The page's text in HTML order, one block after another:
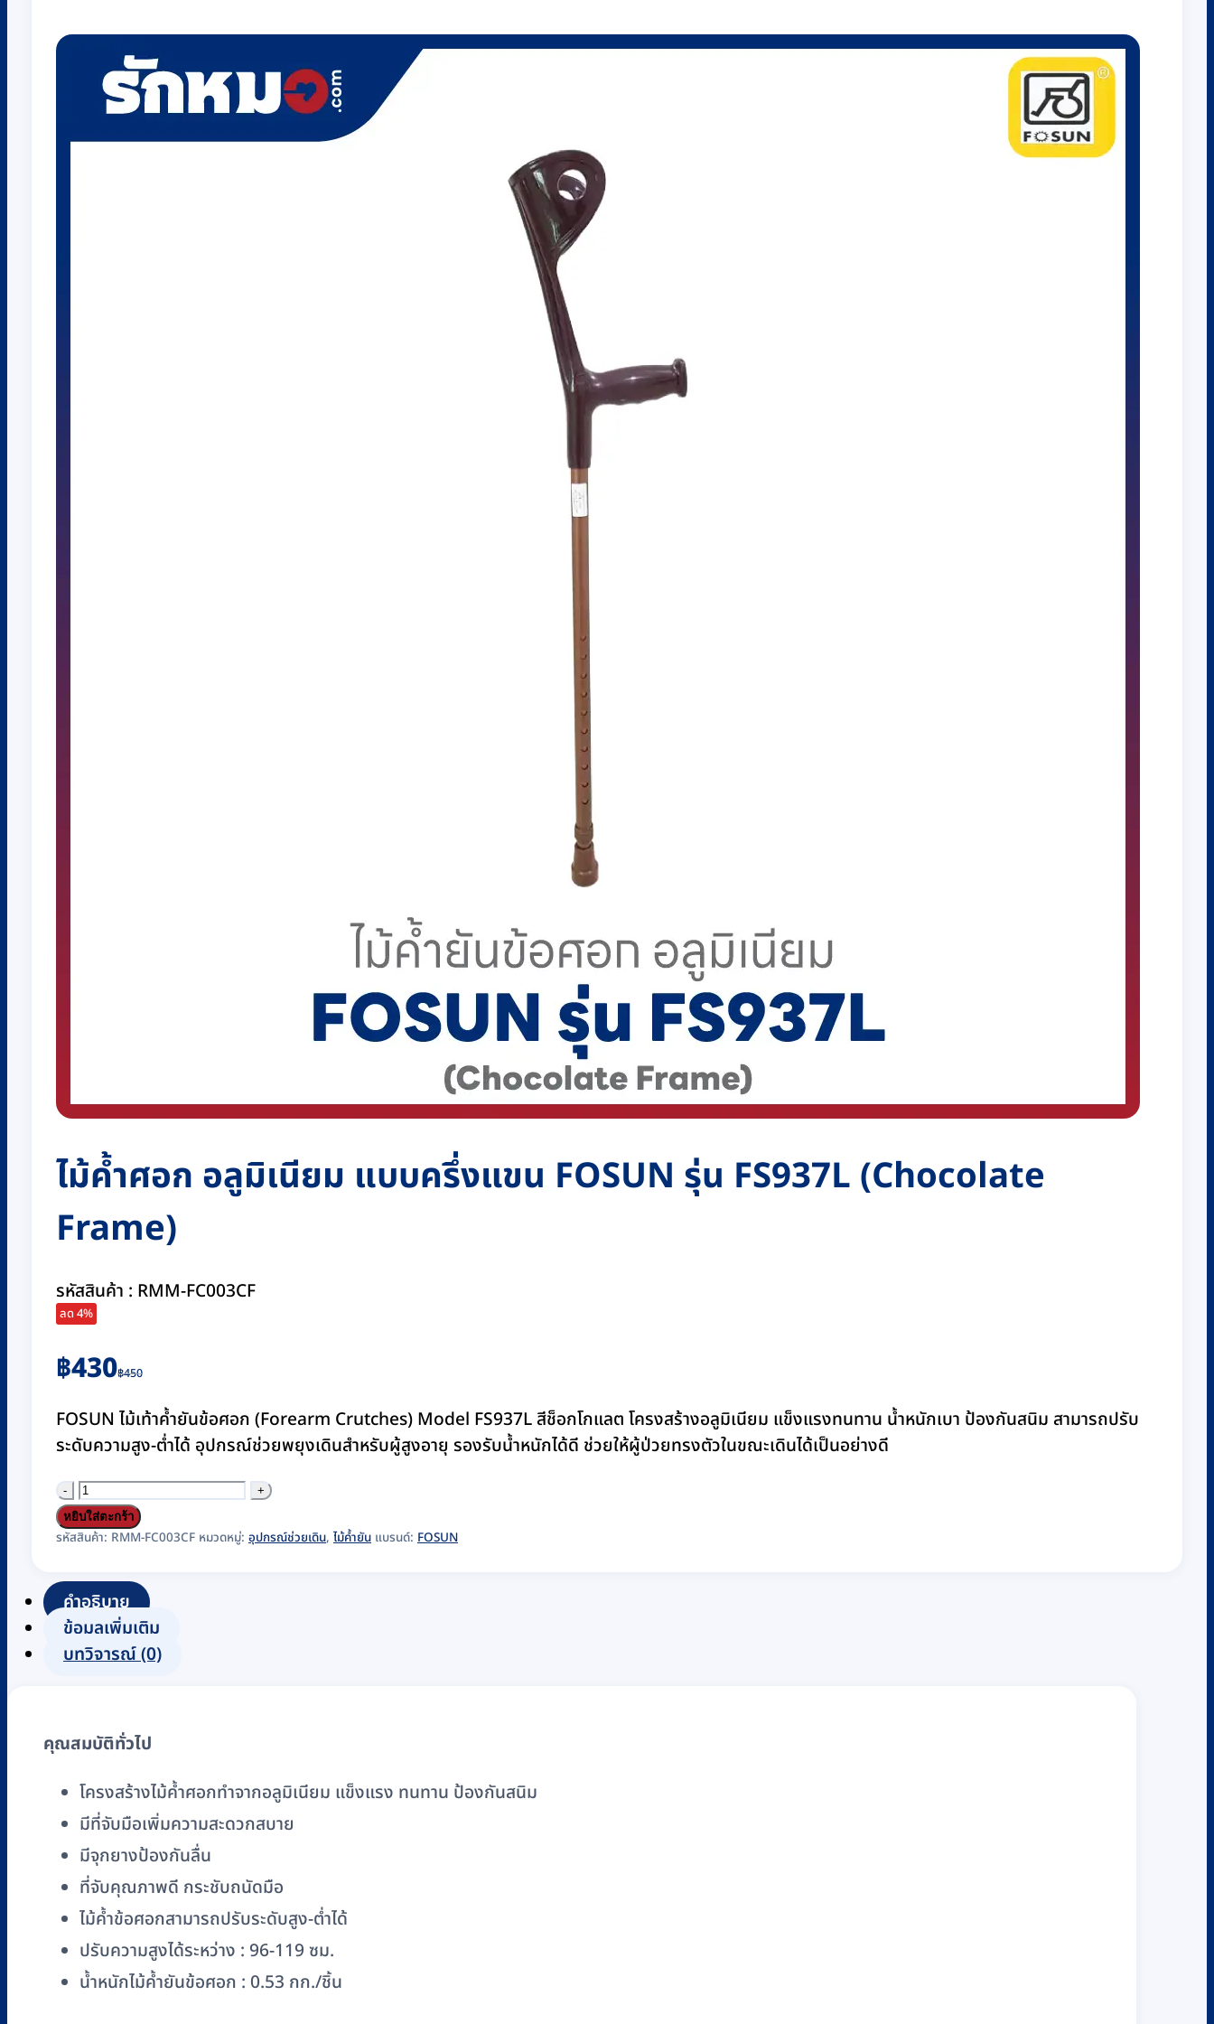
ไม้ค้ำศอก อลูมิเนียม แบบครึ่งแขน FOSUN รุ่น FS937L (Chocolate
Frame)
รหัสสินค้า : RMM-FC003CF
ลด 4%
฿450
Original
price
was:
฿450.
฿430
Current
price
is:
฿430.
FOSUN ไม้เท้าค้ำยันข้อศอก (Forearm Crutches) Model FS937L สีช็อกโกแลต โครงสร้างอลูมิเนียม แข็งแรงทนทาน น้ำหนักเบา ป้องกันสนิม สามารถปรับ
ระดับความสูง-ต่ำได้ อุปกรณ์ช่วยพยุงเดินสำหรับผู้สูงอายุ รองรับน้ำหนักได้ดี ช่วยให้ผู้ป่วยทรงตัวในขณะเดินได้เป็นอย่างดี
จำนวน
ไม้
ค้ำ
อลู
มิ
เนียม
FOSUN
รุ่น
FS937L
(Chocolate
Frame)
ชิ้น
หยิบใส่ตะกร้า
รหัสสินค้า: RMM-FC003CF หมวดหมู่: อุปกรณ์ช่วยเดิน, ไม้ค้ำยัน แบรนด์: FOSUN
คำอธิบาย
ข้อมูลเพิ่มเติม
บทวิจารณ์ (0)
คุณสมบัติทั่วไป
โครงสร้างไม้ค้ำศอกทำจากอลูมิเนียม แข็งแรง ทนทาน ป้องกันสนิม
มีที่จับมือเพิ่มความสะดวกสบาย
มีจุกยางป้องกันลื่น
ที่จับคุณภาพดี กระชับถนัดมือ
ไม้ค้ำข้อศอกสามารถปรับระดับสูง-ต่ำได้
ปรับความสูงได้ระหว่าง : 96-119 ซม.
น้ำหนักไม้ค้ำยันข้อศอก : 0.53 กก./ชิ้น